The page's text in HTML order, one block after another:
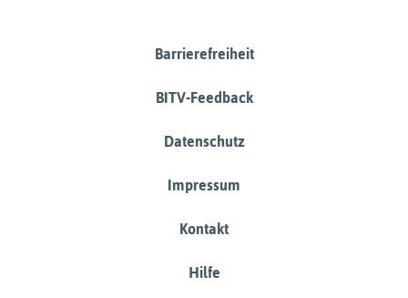
Barrierefreiheit
BITV-Feedback
Datenschutz
Impressum
Kontakt
Hilfe